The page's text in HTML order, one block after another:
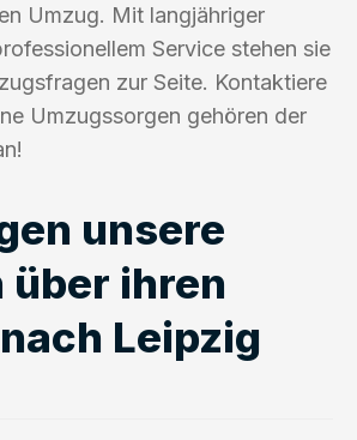
Umzug. Mit langjähriger
Service stehen sie
zur Seite. Kontaktiere
Umzugssorgen gehören der
unsere
über ihren
Leipzig